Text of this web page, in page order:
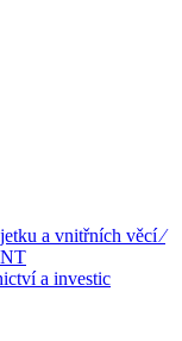
a vnitřních věcí ⁄
a investic